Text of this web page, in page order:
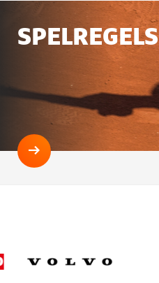
SPELREGELS
Spelregels